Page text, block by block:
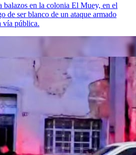
balazos en la colonia El Muey, en el
de ser blanco de un ataque armado
vía pública.